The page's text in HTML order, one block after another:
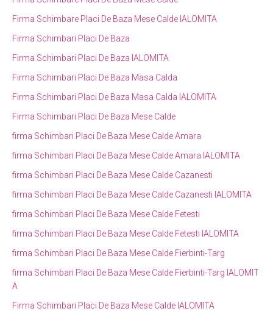
Firma Schimbare Placi De Baza Mese Calde IALOMITA
Firma Schimbari Placi De Baza
Firma Schimbari Placi De Baza IALOMITA
Firma Schimbari Placi De Baza Masa Calda
Firma Schimbari Placi De Baza Masa Calda IALOMITA
Firma Schimbari Placi De Baza Mese Calde
firma Schimbari Placi De Baza Mese Calde Amara
firma Schimbari Placi De Baza Mese Calde Amara IALOMITA
firma Schimbari Placi De Baza Mese Calde Cazanesti
firma Schimbari Placi De Baza Mese Calde Cazanesti IALOMITA
firma Schimbari Placi De Baza Mese Calde Fetesti
firma Schimbari Placi De Baza Mese Calde Fetesti IALOMITA
firma Schimbari Placi De Baza Mese Calde Fierbinti-Targ
firma Schimbari Placi De Baza Mese Calde Fierbinti-Targ IALOMIT
A
Firma Schimbari Placi De Baza Mese Calde IALOMITA